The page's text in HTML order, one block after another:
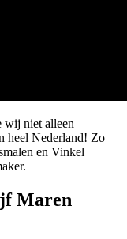
wij niet alleen
heel Nederland! Zo
en Vinkel
Maren